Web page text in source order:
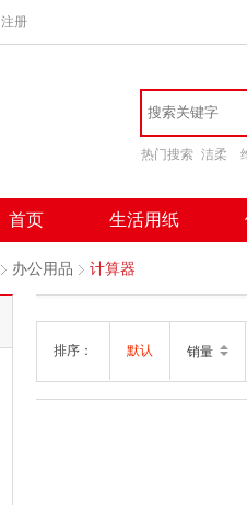
注册
热门搜索 洁柔
首页 生活用纸
办公用品 计算器
排序： 默认 销量